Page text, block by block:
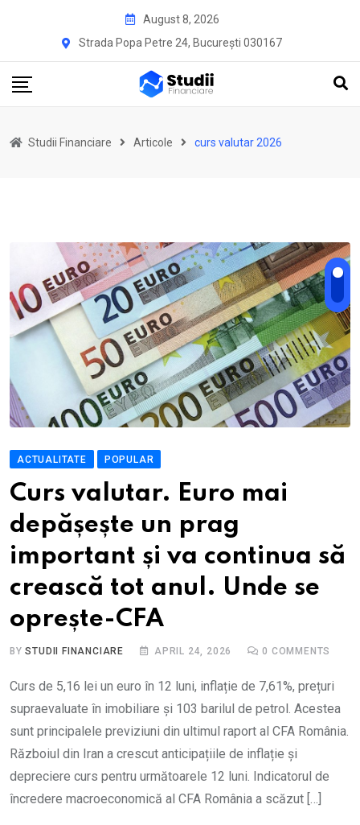
August 8, 2026
Strada Popa Petre 24, București 030167
Studii Financiare Articole curs valutar 2026
ACTUALITATE POPULAR
Curs valutar. Euro mai
depășește un prag
important și va continua să
crească tot anul. Unde se
oprește-CFA
BYSTUDII FINANCIARE APRIL 24, 2026 0 COMMENTS
Curs de 5,16 lei un euro în 12 luni, inflație de 7,61%, prețuri
supraevaluate în imobiliare și 103 barilul de petrol. Acestea
sunt principalele previziuni din ultimul raport al CFA România.
Războiul din Iran a crescut anticipațiile de inflație și
depreciere curs pentru următoarele 12 luni. Indicatorul de
încredere macroeconomică al CFA România a scăzut […]